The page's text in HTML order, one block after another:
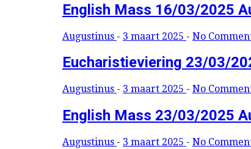
English Mass 16/03/2025
Augustinus - 3 maart 2025 - No
Eucharistieviering 23/03/
Augustinus - 3 maart 2025 - No
English Mass 23/03/2025
Augustinus - 3 maart 2025 - No